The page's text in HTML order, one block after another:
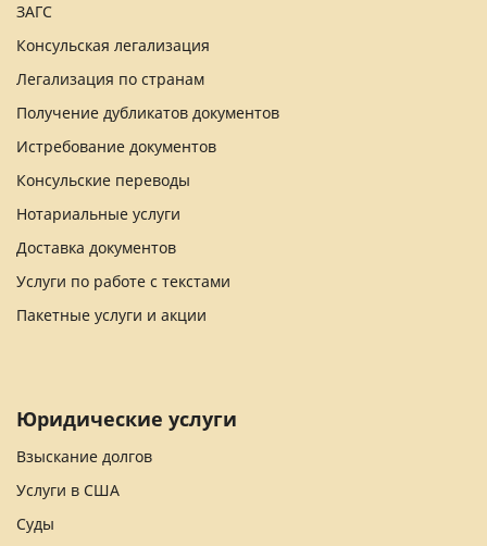
ЗАГС
Консульская легализация
Легализация по странам
Получение дубликатов документов
Истребование документов
Консульские переводы
Нотариальные услуги
Доставка документов
Услуги по работе с текстами
Пакетные услуги и акции
Юридические услуги
Взыскание долгов
Услуги в США
Суды